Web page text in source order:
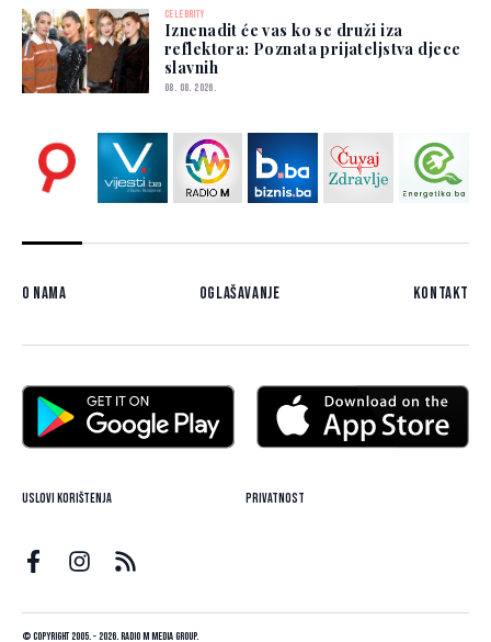
CELEBRITY
Iznenadit će vas ko se druži iza
reflektora: Poznata prijateljstva djece
slavnih
08. 08. 2026.
O nama Oglašavanje Kontakt
Uslovi korištenja Privatnost
© Copyright 2005. - 2026. Radio M Media Group.